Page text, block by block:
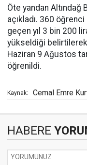
Öte yandan
açıkladı. 360
geçen yıl 3 bin 200
yükseldiği
Haziran 9 Ağustos
öğrenildi.
Kaynak: Cemal Emre
HABERE